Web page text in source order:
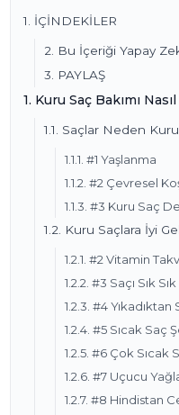
1. İÇİNDEKİLER
2. Bu İçeriği Yapay
3. PAYLAŞ
1. Kuru Saç Bakımı
1.1. Saçlar Neden
1.1.1. #1 Yaşlanma
1.1.2. #2 Çevresel
1.1.3. #3 Kuru Saç
1.2. Kuru Saçlara İyi
1.2.1. #2 Vitamin
1.2.2. #3 Saçı Sık
1.2.3. #4
1.2.4. #5 Sıcak Saç
1.2.5. #6 Çok Sıcak
1.2.6. #7 Uçucu
1.2.7. #8 Hindistan